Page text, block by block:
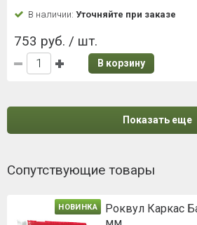
В наличии: Уточняйте при заказе
753 руб. / шт.
В корзину
Показать еще
Сопутствующие товары
НОВИНКА
Роквул Каркас